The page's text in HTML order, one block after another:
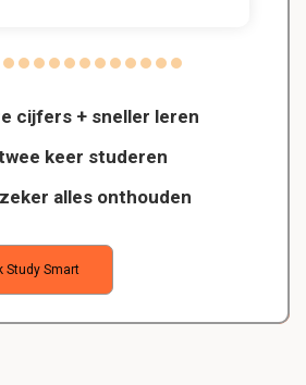
cijfers + sneller leren
keer studeren
alles onthouden
Study Smart